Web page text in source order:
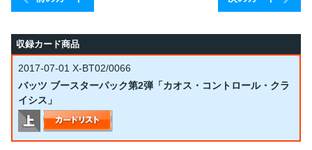
収録カード商品
2017-07-01 X-BT02/0066
バッツ ブースターパック第2弾「カオス・コントロール・クラ
イシス」